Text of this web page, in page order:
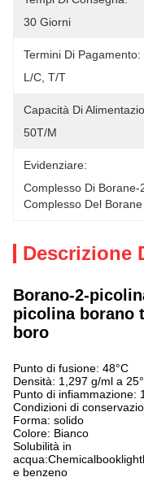
30 Giorni
Termini Di Pagamento:
L/C, T/T
Capacità Di
50T/M
Evidenziare:
Complesso Di Borane-
Complesso Del
Descrizione
Borano-2-
picolina borano
boro
Punto di fusione: 48°C
Densità: 1,297 g/ml a
Punto di infiammazione:
Condizioni di
Forma: solido
Colore: Bianco
Solubilità in
e benzeno